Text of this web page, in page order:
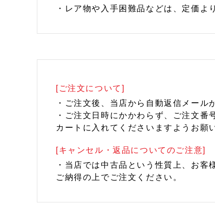
・レア物や入手困難品などは、定価よ
[ご注文について]
・ご注文後、当店から自動返信メー
・ご注文日時にかかわらず、ご注文
カートに入れてくださいますようお願
[キャンセル・返品についてのご注意]
・当店では中古品という性質上、お
ご納得の上でご注文ください。